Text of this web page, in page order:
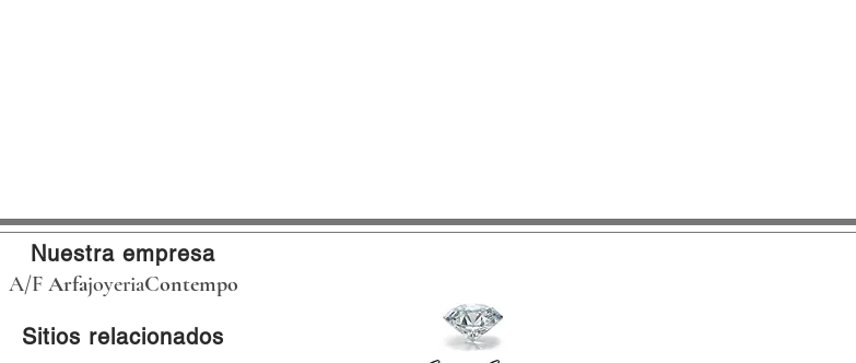
Nuestra empresa
A/F ArfajoyeriaContempo
Sitios relacionados